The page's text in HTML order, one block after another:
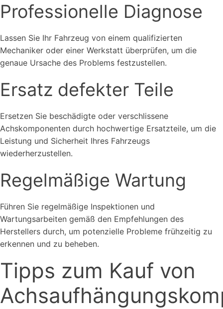
Professionelle Diagnose
Lassen Sie Ihr Fahrzeug von einem qualifizierten
Mechaniker oder einer Werkstatt überprüfen, um die
genaue Ursache des Problems festzustellen.
Ersatz defekter Teile
Ersetzen Sie beschädigte oder verschlissene
Achskomponenten durch hochwertige Ersatzteile, um die
Leistung und Sicherheit Ihres Fahrzeugs
wiederherzustellen.
Regelmäßige Wartung
Führen Sie regelmäßige Inspektionen und
Wartungsarbeiten gemäß den Empfehlungen des
Herstellers durch, um potenzielle Probleme frühzeitig zu
erkennen und zu beheben.
Tipps zum Kauf von